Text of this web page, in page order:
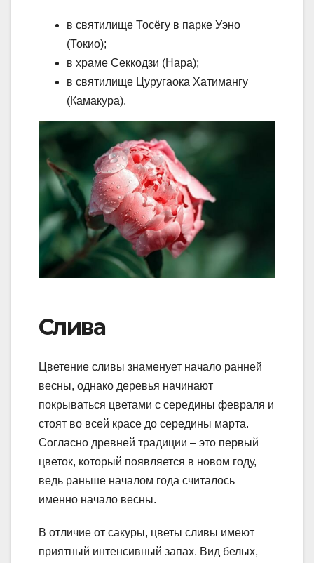
в святилище Тосёгу в парке Уэно
(Токио);
в храме Секкодзи (Нара);
в святилище Цуругаока Хатимангу
(Камакура).
Слива
Цветение сливы знаменует начало ранней
весны, однако деревья начинают
покрываться цветами с середины февраля и
стоят во всей красе до середины марта.
Согласно древней традиции – это первый
цветок, который появляется в новом году,
ведь раньше началом года считалось
именно начало весны.
В отличие от сакуры, цветы сливы имеют
приятный интенсивный запах. Вид белых,